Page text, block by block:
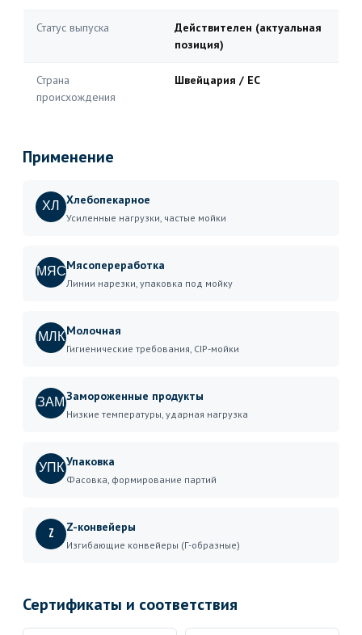
Статус выпуска
Действителен (актуальная
позиция)
Страна
происхождения
Швейцария / ЕС
Применение
ХЛ Хлебопекарное
Усиленные нагрузки, частые мойки
МЯСМясопереработка
Линии нарезки, упаковка под мойку
МЛКМолочная
Гигиенические требования, CIP-мойки
ЗАМЗамороженные продукты
Низкие температуры, ударная нагрузка
УПКУпаковка
Фасовка, формирование партий
Z Z-конвейеры
Изгибающие конвейеры (Г-образные)
Сертификаты и соответствия